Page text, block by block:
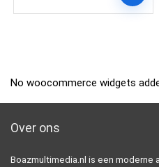
No woocommerce widgets
Over ons
Boazmultimedia.nl is een moderne